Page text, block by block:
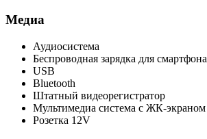
Медиа
Аудиосистема
Беспроводная зарядка для смартфона
USB
Bluetooth
Штатный видеорегистратор
Мультимедиа система с ЖК-экраном
Розетка 12V